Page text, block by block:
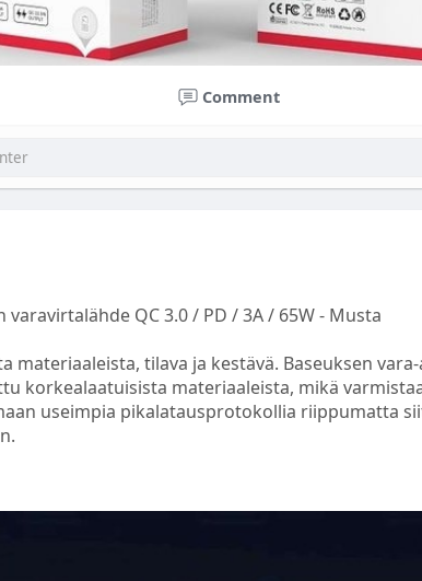
Comment
varavirtalähde QC 3.0 / PD / 3A / 65W - Musta
materiaaleista, tilava ja kestävä. Baseuksen
korkealaatuisista materiaaleista, mikä
useimpia pikalatausprotokollia riippumatta